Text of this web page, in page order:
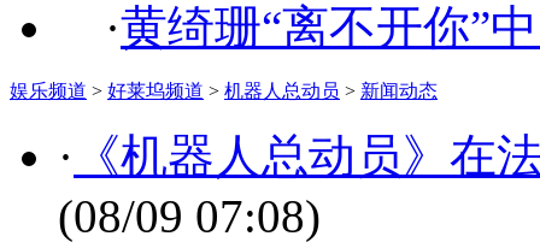
·黄绮珊“离不开你”
娱乐频道 > 好莱坞频道 > 机器人总动员 > 新闻动态
· 《机器人总动员》在
(08/09 07:08)